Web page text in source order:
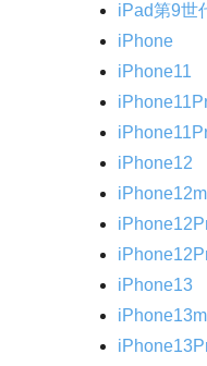
iPad第9世
iPhone
iPhone11
iPhone12
iPhone13